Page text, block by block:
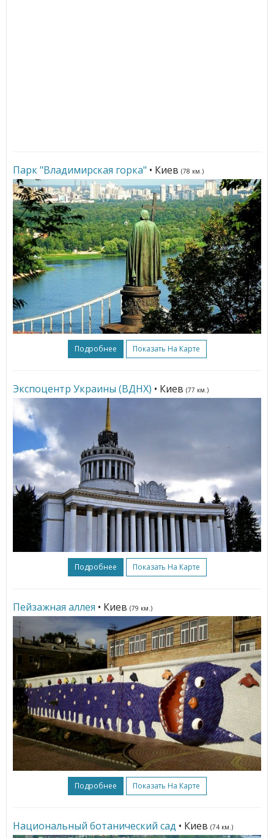
Парк "Владимирская горка" • Киев (78 км.)
Подробнее Показать На Карте
Экспоцентр Украины (ВДНХ) • Киев (77 км.)
Подробнее Показать На Карте
Пейзажная аллея • Киев (79 км.)
Подробнее Показать На Карте
Национальный ботанический сад • Киев (74 км.)